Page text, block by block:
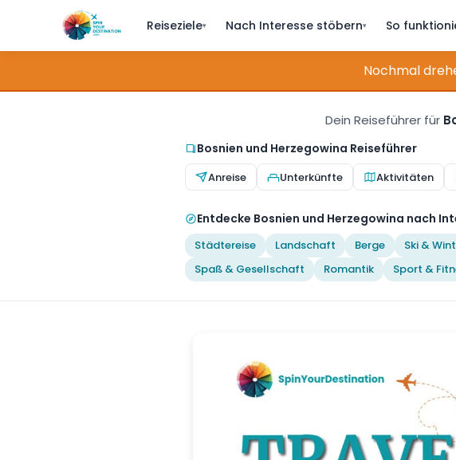
Reiseziele▾ Nach Interesse stöbern▾ So
Nochmal
Dein Reiseführer für
Bosnien und Herzegowina Reiseführer
Anreise Unterkünfte Aktivitäten
Entdecke Bosnien und Herzegowina nach
Städtereise Landschaft Berge Ski &
Spaß & Gesellschaft
Romantik Sport &